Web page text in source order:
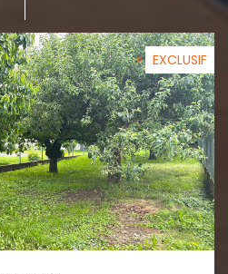
EXCLUSIF